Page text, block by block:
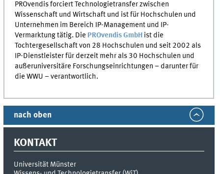
PROvendis forciert Technologietransfer zwischen
Wissenschaft und Wirtschaft und ist für Hochschulen und
Unternehmen im Bereich IP-Management und IP-
Vermarktung tätig. Die PROvendis GmbH ist die
Tochtergesellschaft von 28 Hochschulen und seit 2002 als
IP-Dienstleister für derzeit mehr als 30 Hochschulen und
außeruniversitäre Forschungseinrichtungen – darunter für
die WWU – verantwortlich.
nach oben
KONTAKT
Universität Münster